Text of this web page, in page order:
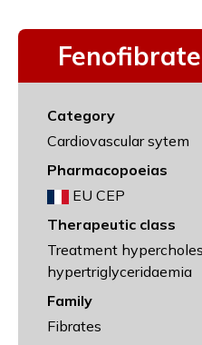
Fenofibrate
Category
Cardiovascular sytem
Pharmacopoeias
EU CEP
Therapeutic class
Treatment
hypertriglyceridaemia
Family
Fibrates